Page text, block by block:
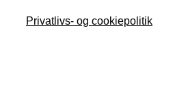
Privatlivs- og cookiepolitik